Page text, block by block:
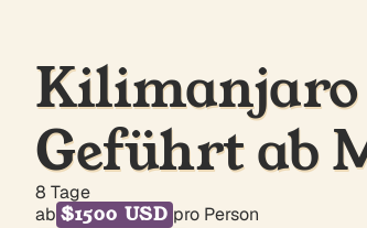
Kilimanjaro
Geführt ab
8 Tage
ab $1500 USD pro Person